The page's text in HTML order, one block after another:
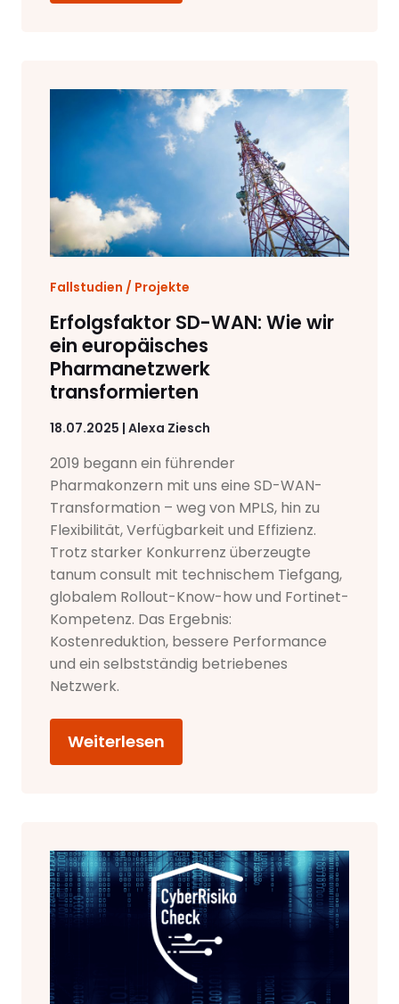
Fallstudien / Projekte
Erfolgsfaktor SD-WAN: Wie wir
ein europäisches
Pharmanetzwerk
transformierten
18.07.2025 | Alexa Ziesch
2019 begann ein führender
Pharmakonzern mit uns eine SD-WAN-
Transformation – weg von MPLS, hin zu
Flexibilität, Verfügbarkeit und Effizienz.
Trotz starker Konkurrenz überzeugte
tanum consult mit technischem Tiefgang,
globalem Rollout-Know-how und Fortinet-
Kompetenz. Das Ergebnis:
Kostenreduktion, bessere Performance
und ein selbstständig betriebenes
Netzwerk.
Weiterlesen